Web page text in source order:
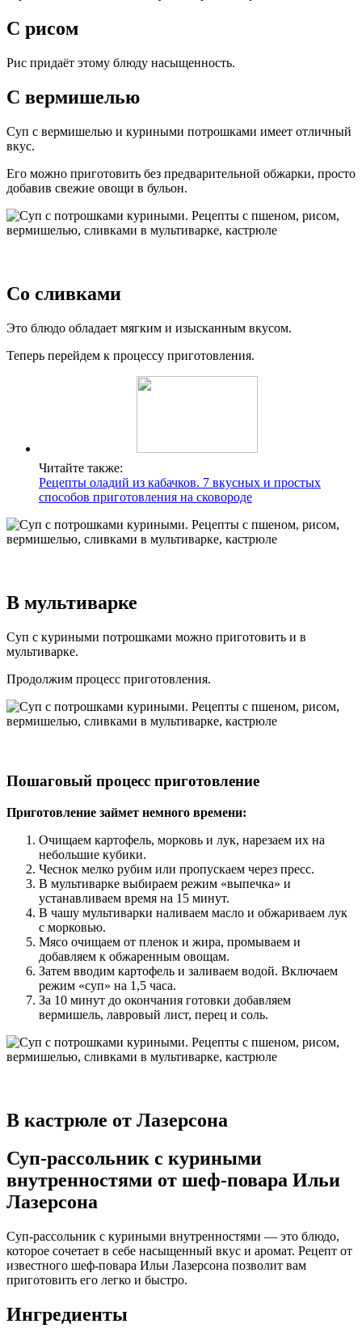
С рисом
Рис придаёт этому блюду насыщенность.
С вермишелью
Суп с вермишелью и куриными потрошками имеет отличный
вкус.
Его можно приготовить без предварительной обжарки, просто
добавив свежие овощи в бульон.
Со сливками
Это блюдо обладает мягким и изысканным вкусом.
Теперь перейдем к процессу приготовления.
Читайте также:
Рецепты оладий из кабачков. 7 вкусных и простых
способов приготовления на сковороде
В мультиварке
Суп с куриными потрошками можно приготовить и в
мультиварке.
Продолжим процесс приготовления.
Пошаговый процесс приготовление
Приготовление займет немного времени:
Очищаем картофель, морковь и лук, нарезаем их на
небольшие кубики.
Чеснок мелко рубим или пропускаем через пресс.
В мультиварке выбираем режим «выпечка» и
устанавливаем время на 15 минут.
В чашу мультиварки наливаем масло и обжариваем лук
с морковью.
Мясо очищаем от пленок и жира, промываем и
добавляем к обжаренным овощам.
Затем вводим картофель и заливаем водой. Включаем
режим «суп» на 1,5 часа.
За 10 минут до окончания готовки добавляем
вермишель, лавровый лист, перец и соль.
В кастрюле от Лазерсона
Суп-рассольник с куриными
внутренностями от шеф-повара Ильи
Лазерсона
Суп-рассольник с куриными внутренностями — это блюдо,
которое сочетает в себе насыщенный вкус и аромат. Рецепт от
известного шеф-повара Ильи Лазерсона позволит вам
приготовить его легко и быстро.
Ингредиенты